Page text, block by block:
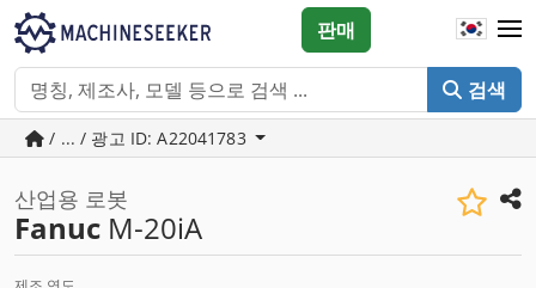
검색
판매
/ ... / 광고 ID: A22041783
산업용 로봇
Fanuc M-20iA